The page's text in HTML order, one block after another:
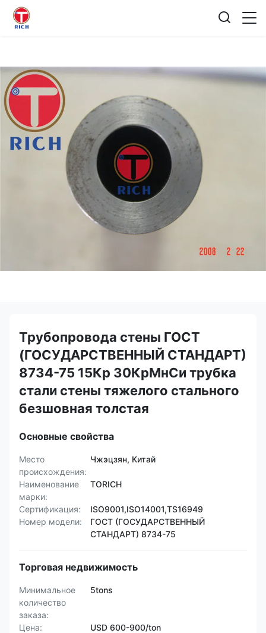
Трубопровода стены ГОСТ
(ГОСУДАРСТВЕННЫЙ СТАНДАРТ)
8734-75 15Кр 30КрМнСи трубка
стали стены тяжелого стального
безшовная толстая
Основные свойства
Место
происхождения:
Чжэцзян, Китай
Наименование
марки:
TORICH
Сертификация:
ISO9001,ISO14001,TS16949
Номер модели:
ГОСТ (ГОСУДАРСТВЕННЫЙ
СТАНДАРТ) 8734-75
Торговая недвижимость
Минимальное
количество
заказа:
5tons
Цена:
USD 600-900/ton